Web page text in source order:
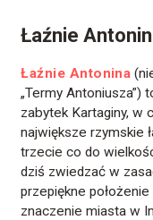
Łaźnie
Łaźnie Antonina
„Termy Antoniusza”)
zabytek Kartaginy, w
największe rzymskie
trzecie co do
dziś zwiedzać w
przepiękne
znaczenie miasta w